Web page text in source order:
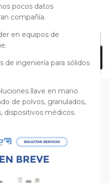
pocos datos
compañía.
en equipos de
de ingeniería para sólidos
llave en mano
de polvos, granulados,
dispositivos médicos.